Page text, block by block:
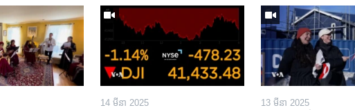
14 មីនា 2025 13 មីនា 2025